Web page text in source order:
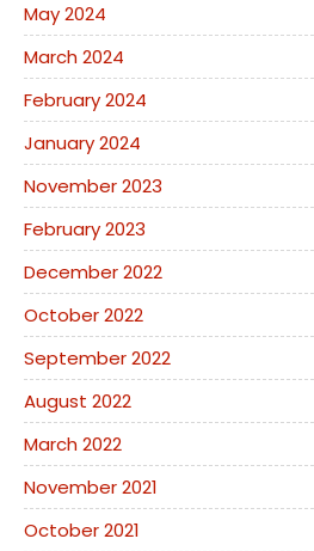
May 2024
March 2024
February 2024
January 2024
November 2023
February 2023
December 2022
October 2022
September 2022
August 2022
March 2022
November 2021
October 2021